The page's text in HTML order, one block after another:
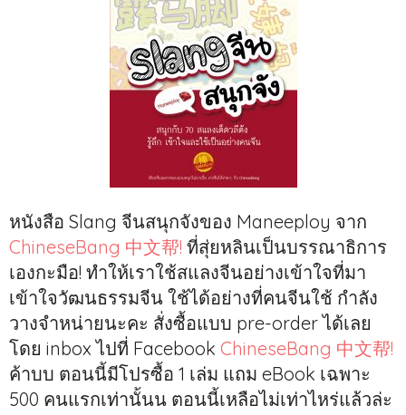
หนังสือ Slang จีนสนุกจังของ Maneeploy จาก
ChineseBang 中文帮! ที่สุ่ยหลินเป็นบรรณาธิการ
เองกะมือ! ทำให้เราใช้สแลงจีนอย่างเข้าใจที่มา
เข้าใจวัฒนธรรมจีน ใช้ได้อย่างที่คนจีนใช้ กำลัง
วางจำหน่ายนะคะ สั่งซื้อแบบ pre-order ได้เลย
โดย inbox ไปที่ Facebook ChineseBang 中文帮!
ค้าบบ ตอนนี้มีโปรซื้อ 1 เล่ม แถม eBook เฉพาะ
500 คนแรกเท่านั้นน ตอนนี้เหลือไม่เท่าไหร่แล้วล่ะ